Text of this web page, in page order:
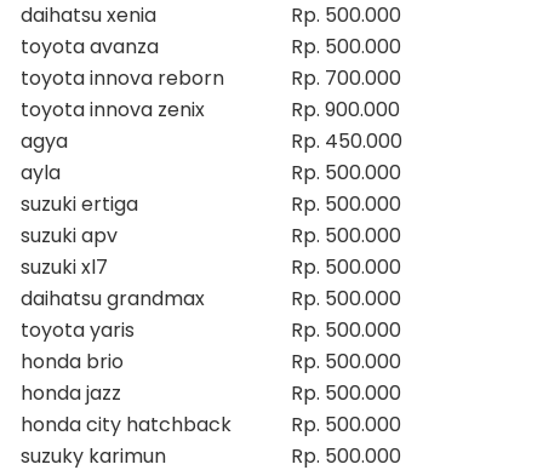
daihatsu xenia
Rp. 500.000
toyota avanza
Rp. 500.000
toyota innova reborn
Rp. 700.000
toyota innova zenix
Rp. 900.000
agya
Rp. 450.000
ayla
Rp. 500.000
suzuki ertiga
Rp. 500.000
suzuki apv
Rp. 500.000
suzuki xl7
Rp. 500.000
daihatsu grandmax
Rp. 500.000
toyota yaris
Rp. 500.000
honda brio
Rp. 500.000
honda jazz
Rp. 500.000
honda city hatchback
Rp. 500.000
suzuky karimun
Rp. 500.000